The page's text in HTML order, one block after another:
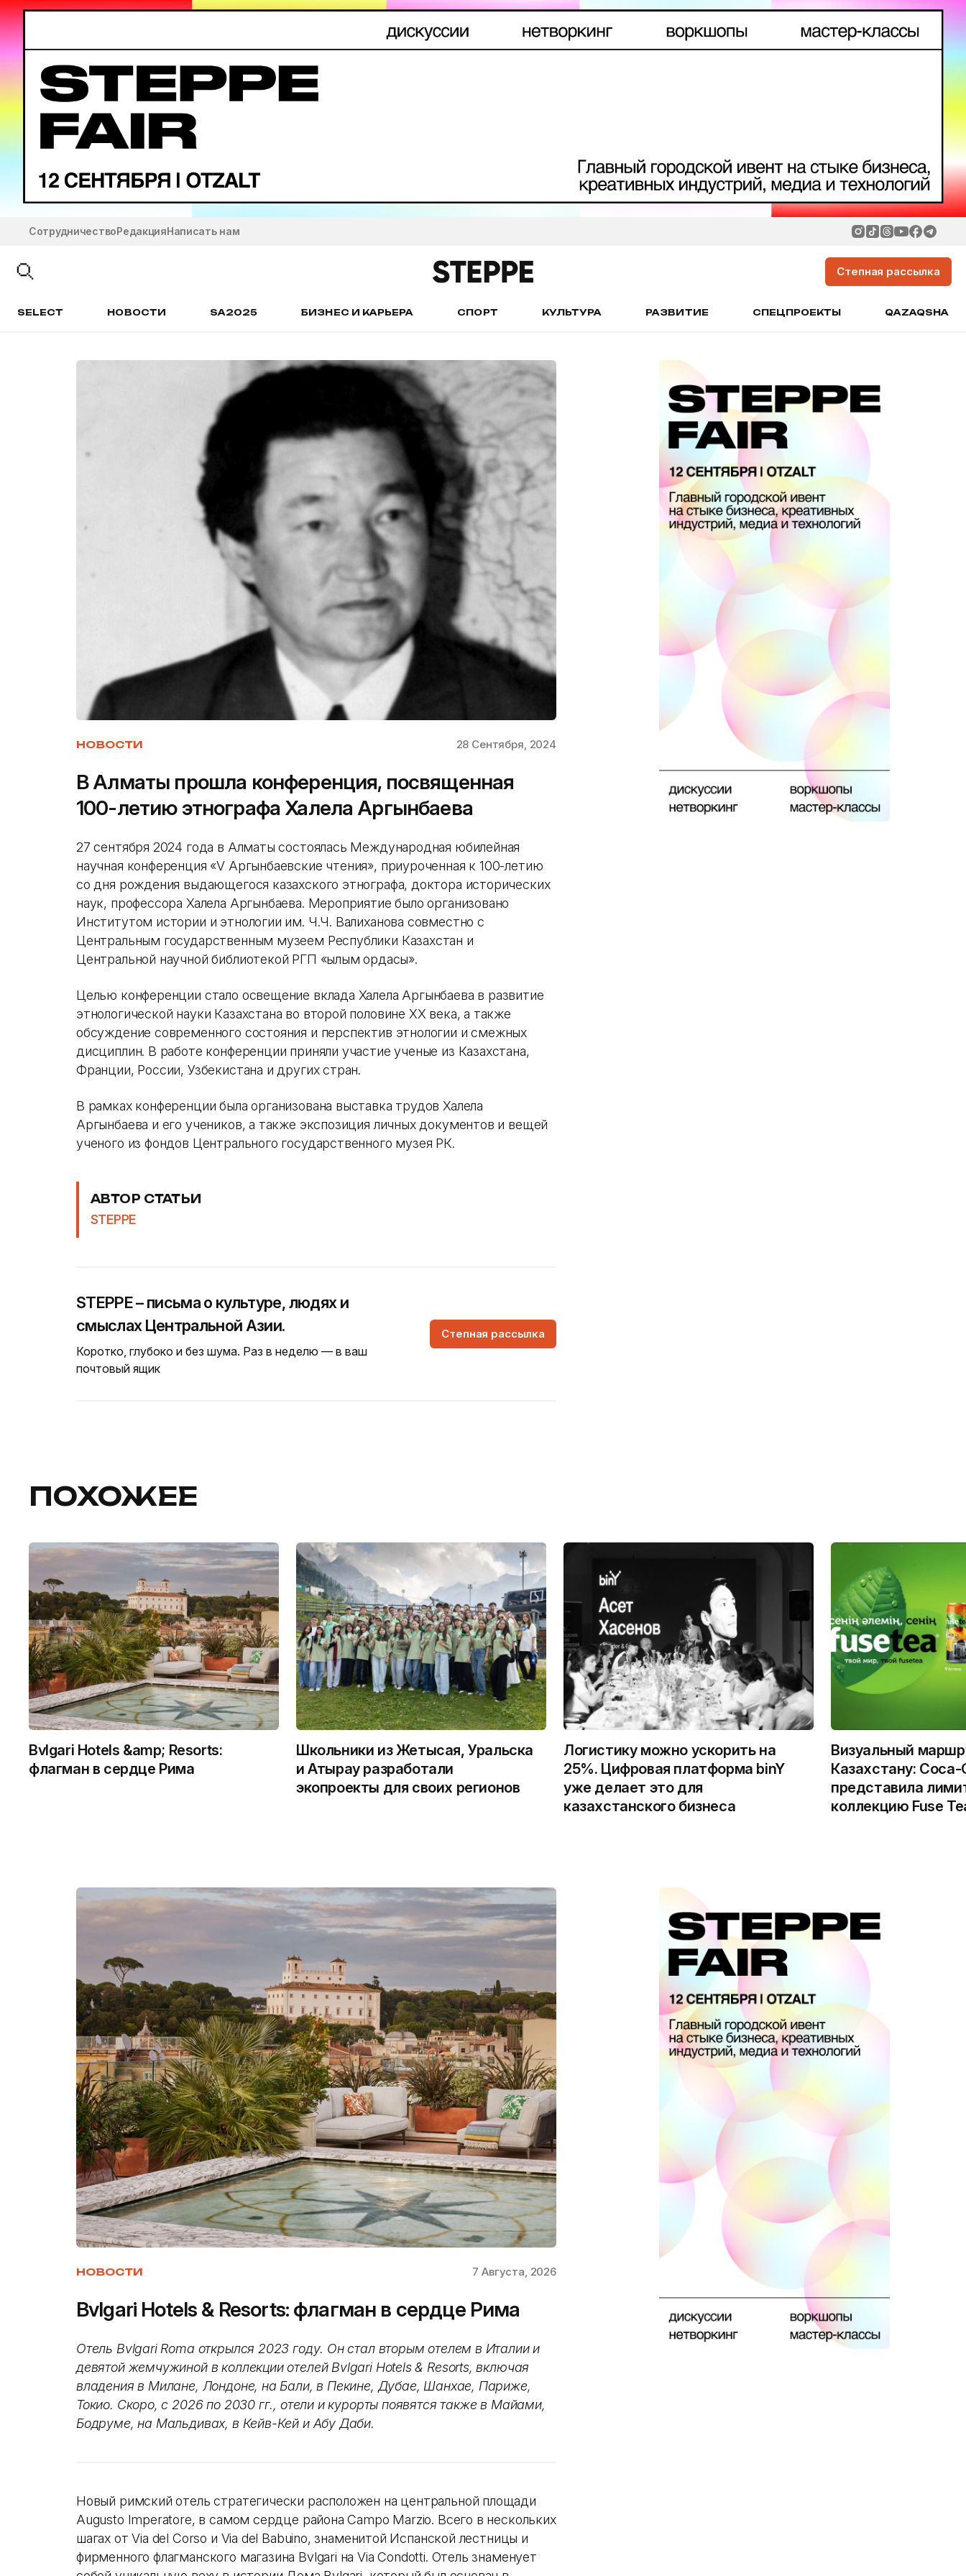
СотрудничествоРедакцияНаписать нам
Степная рассылка
SELECT НОВОСТИ SA2025 БИЗНЕС И КАРЬЕРА СПОРТ КУЛЬТУРА РАЗВИТИЕ СПЕЦПРОЕКТЫ QAZAQSHA
НОВОСТИ 28 Сентября, 2024
В Алматы прошла конференция, посвященная
100-летию этнографа Халела Аргынбаева
27 сентября 2024 года в Алматы состоялась Международная юбилейная
научная конференция «V Аргынбаевские чтения», приуроченная к 100-летию
со дня рождения выдающегося казахского этнографа, доктора исторических
наук, профессора Халела Аргынбаева. Мероприятие было организовано
Институтом истории и этнологии им. Ч.Ч. Валиханова совместно с
Центральным государственным музеем Республики Казахстан и
Центральной научной библиотекой РГП «Ғылым ордасы».
Целью конференции стало освещение вклада Халела Аргынбаева в развитие
этнологической науки Казахстана во второй половине XX века, а также
обсуждение современного состояния и перспектив этнологии и смежных
дисциплин. В работе конференции приняли участие ученые из Казахстана,
Франции, России, Узбекистана и других стран.
В рамках конференции была организована выставка трудов Халела
Аргынбаева и его учеников, а также экспозиция личных документов и вещей
ученого из фондов Центрального государственного музея РК.
АВТОР СТАТЬИ
STEPPE
STEPPE – письма о культуре, людях и
смыслах Центральной Азии.
Коротко, глубоко и без шума. Раз в неделю — в ваш
почтовый ящик
Степная рассылка
ПОХОЖЕЕ
Bvlgari Hotels &amp; Resorts:
флагман в сердце Рима
Школьники из Жетысая, Уральска
и Атырау разработали
экопроекты для своих регионов
Логистику можно ускорить на
25%. Цифровая платформа binY
уже делает это для
казахстанского бизнеса
Визуальный
Казахстану: Coca-
представила
коллекцию Fuse
НОВОСТИ 7 Августа, 2026
Bvlgari Hotels & Resorts: флагман в сердце Рима
Отель Bvlgari Roma открылся 2023 году. Он стал вторым отелем в Италии и
девятой жемчужиной в коллекции отелей Bvlgari Hotels & Resorts, включая
владения в Милане, Лондоне, на Бали, в Пекине, Дубае, Шанхае, Париже,
Токио. Скоро, с 2026 по 2030 гг., отели и курорты появятся также в Майами,
Бодруме, на Мальдивах, в Кейв-Кей и Абу Даби.
Новый римский отель стратегически расположен на центральной площади
Augusto Imperatore, в самом сердце района Campo Marzio. Всего в нескольких
шагах от Via del Corso и Via del Babuino, знаменитой Испанской лестницы и
фирменного флагманского магазина Bvlgari на Via Condotti. Отель знаменует